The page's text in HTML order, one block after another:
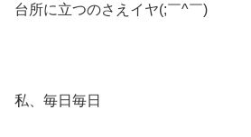
台所に立つのさえイヤ(;￣^￣)
私、毎日毎日